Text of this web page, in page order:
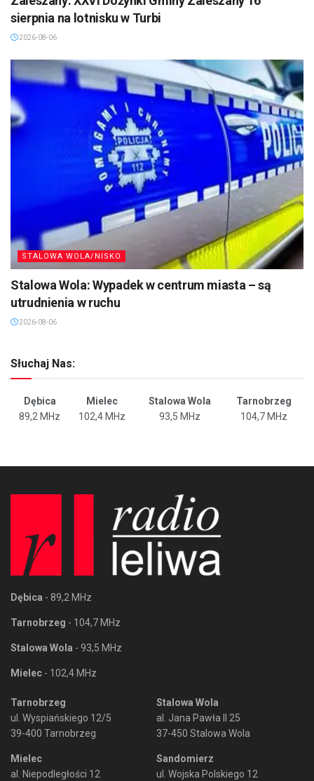
sierpnia na lotnisku w Turbi
2026-08-06
STALOWA WOLA/NISKO
Stalowa Wola: Wypadek w centrum miasta – są
utrudnienia w ruchu
2026-08-06
Słuchaj Nas:
Dębica Mielec Stalowa Wola
Tarnobrzeg
89,2 MHz
102,4 MHz 93,5 MHz 104,7 MHz
Dębica - 89,2 MHz
Tarnobrzeg - 104,7 MHz
Stalowa Wola - 93,5 MHz
Mielec - 102,4 MHz
Tarnobrzeg
ul. Wyspiańskiego 12/5
39-400 Tarnobrzeg
Mielec
al. Niepodległości 12
Stalowa Wola
al. Jana Pawła II 25
37-450 Stalowa Wola
Sandomierz
ul. Wojska Polskiego 12